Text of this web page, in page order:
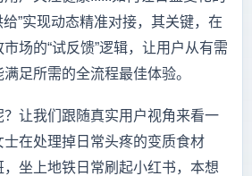
给”实现动态精准对接，其关键，在
场的“试反馈”逻辑，让用户从有需
足所需的全流程最佳体验。
让我们跟随真实用户视角来看一
在处理掉日常头疼的变质食材
坐上地铁日常刷起小红书，本想